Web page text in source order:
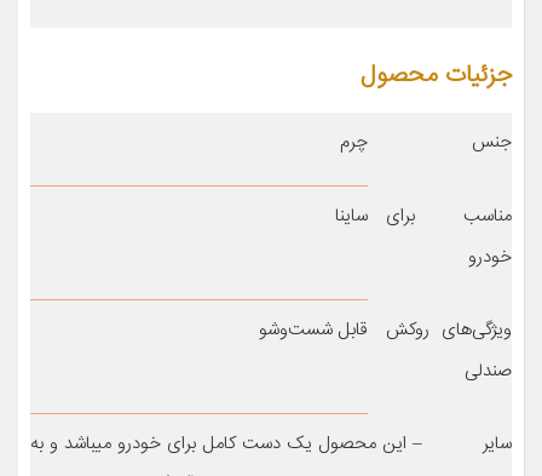
جزئیات محصول
جنس چرم
مناسب برای
خودرو
ساینا
ویژگی‌های روکش
صندلی
قابل شست‌وشو
سایر
– این محصول یک دست کامل برای خودرو میباشد و به